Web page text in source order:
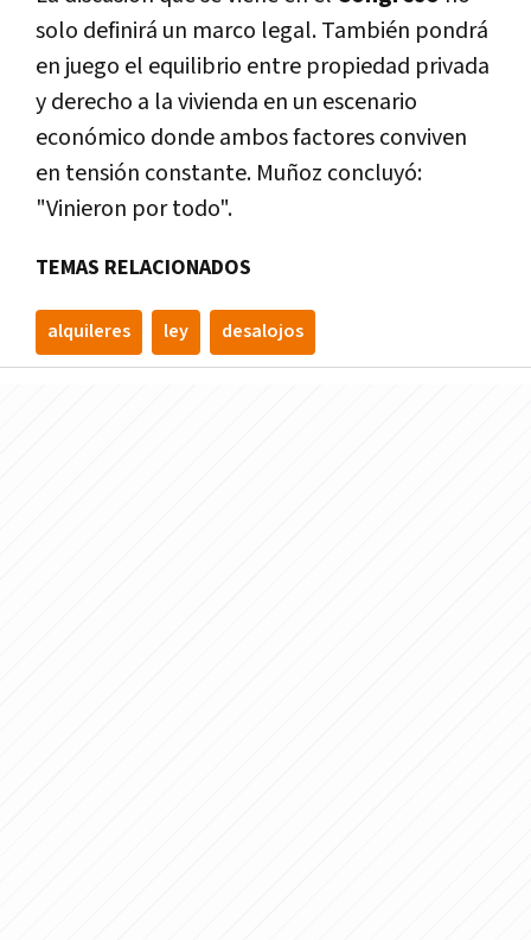
solo definirá un marco legal. También pondrá
en juego el equilibrio entre propiedad privada
y derecho a la vivienda en un escenario
económico donde ambos factores conviven
en tensión constante. Muñoz concluyó:
"Vinieron por todo".
TEMAS RELACIONADOS
alquileres ley desalojos